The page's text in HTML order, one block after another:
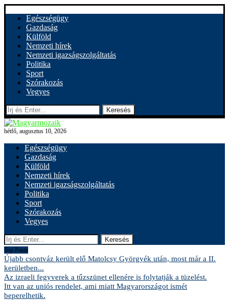
Egészségügy
Gazdaság
Külföld
Nemzeti hírek
Nemzeti igazságszolgáltatás
Politika
Sport
Szórakozás
Vegyes
Keresés
hétfő, augusztus 10, 2026
Egészségügy
Gazdaság
Külföld
Nemzeti hírek
Nemzeti igazságszolgáltatás
Politika
Sport
Szórakozás
Vegyes
Keresés
Top Posts
Újabb csontváz került elő Matolcsy Györgyék után, most már a II.
kerületben...
Az izraeli fegyverek a tűzszünet ellenére is folytatják a tüzelést.
Itt van az uniós rendelet, ami miatt Magyarországot ismét
beperelhetik.